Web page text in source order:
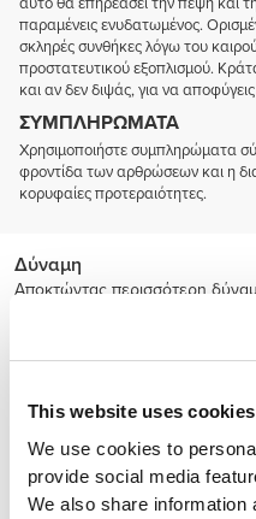
This website uses cookies
We use cookies to
provide social media
We also share information
παραμένεις ενυδατωμένος.
σκληρές συνθήκες λόγω του
προστατευτικού εξοπλισμού.
και αν δεν διψάς, για να
ΣΥΜΠΛΗΡΏΜΑΤΑ
Χρησιμοποιήστε συμπληρώματα
φροντίδα των αρθρώσεων και η
κορυφαίες προτεραιότητες.
Δύναμη
Αποκτώντας περισσότερη